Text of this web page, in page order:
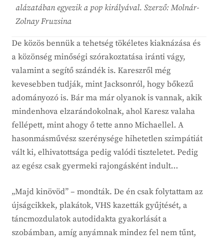
alázatában egyezik a pop királyával. Szerző: Molnár-
Zolnay Fruzsina
De közös bennük a tehetség tökéletes kiaknázása és
a közönség minőségi szórakoztatása iránti vágy,
valamint a segítő szándék is. Kareszről még
kevesebben tudják, mint Jacksonról, hogy bőkezű
adományozó is. Bár ma már olyanok is vannak, akik
mindenhova elzarándokolnak, ahol Karesz valaha
fellépett, mint ahogy ő tette anno Michaellel. A
hasonmásművész szerénysége hihetetlen szimpátiát
vált ki, elhivatottsága pedig valódi tiszteletet. Pedig
az egész csak gyermeki rajongásként indult…
„Majd kinövöd” – mondták. De én csak folytattam az
újságcikkek, plakátok, VHS kazetták gyűjtését, a
táncmozdulatok autodidakta gyakorlását a
szobámban, amíg anyámnak mindez fel nem tűnt,